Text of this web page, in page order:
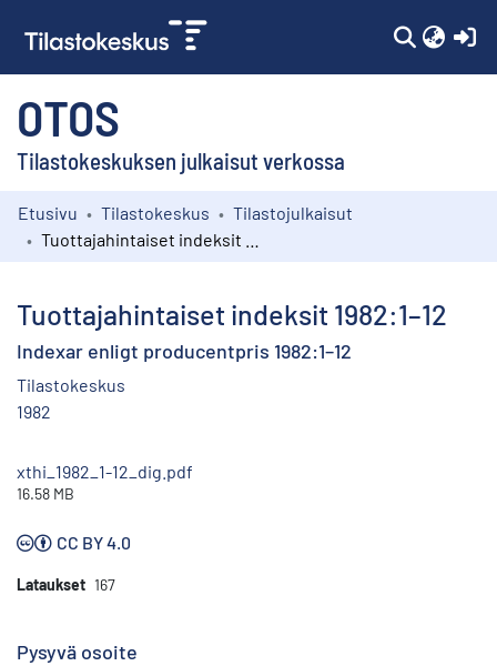
OTOS
Tilastokeskuksen julkaisut verkossa
Kokoelmat
Etusivu Tilastokeskus
Tilastojulkaisut
Tuottajahintaiset indeksit 1982:1–12
Indexar enligt producentpris 1982:1–12
Tilastokeskus
1982
xthi_1982_1-12_dig.pdf
16.58 MB
CC BY 4.0
Lataukset 167
Pysyvä osoite